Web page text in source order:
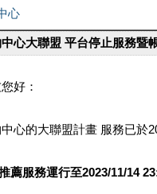
心大聯盟 平台停止服務暨
好：
心的大聯盟計畫 服務已於
薦服務運行至2023/11/14